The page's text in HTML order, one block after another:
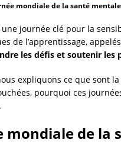
mondiale de la santé
une journée clé pour la
de l’apprentissage,
les défis et soutenir les
expliquons ce que sont
pourquoi ces
mondiale de la